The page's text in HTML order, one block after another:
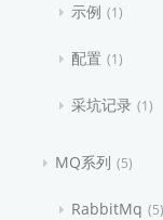
示例 1
配置 1
采坑记录 1
MQ系列 5
RabbitMq 5